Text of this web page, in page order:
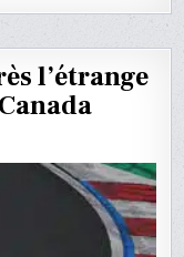
l’étrange